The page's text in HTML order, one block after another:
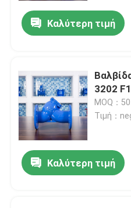
Καλύτερη τιμή
3202
MOQ：
Τιμή：
Καλύτερη τιμή